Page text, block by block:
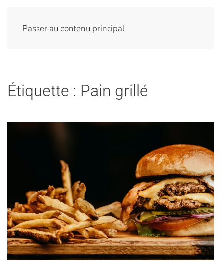
Passer au contenu principal
Étiquette : Pain grillé